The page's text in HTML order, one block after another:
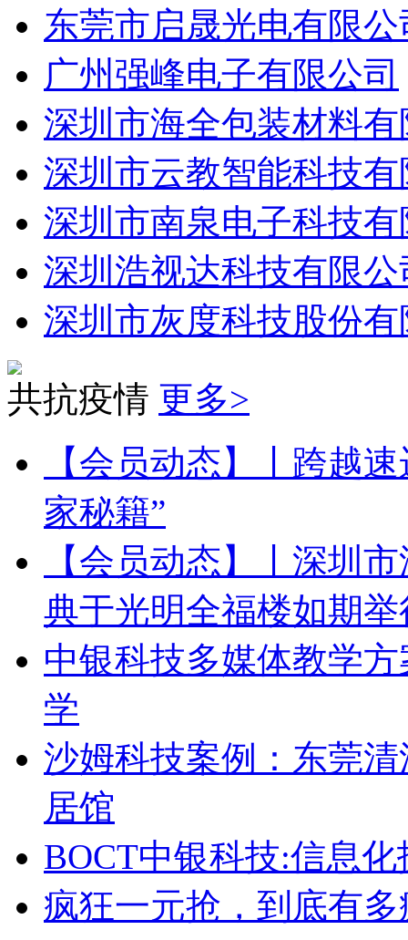
东莞市启晟光电有限公
广州强峰电子有限公司
深圳市海全包装材料
深圳市云教智能科技
深圳市南泉电子科技
深圳浩视达科技有限公
深圳市灰度科技股份
共抗疫情 更多>
【会员动态】丨跨越
家秘籍”
【会员动态】丨深圳
典于光明全福楼如期举
中银科技多媒体教学
学
沙姆科技案例：东莞
居馆
BOCT中银科技:信息
疯狂一元抢，到底有